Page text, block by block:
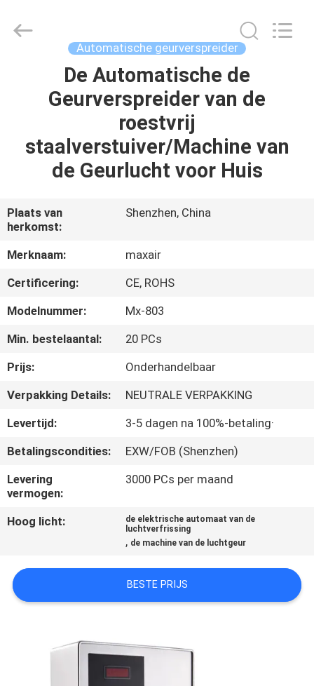
ONGEVEER
FABRIEKSREIS
KWALITEITSCONTROLE
CONTACTEER
ONS
VERZOEK
OM EEN
SHOPPING
ONLINE
PRIVACY
Industrial
Automatische geurverspreider
De Automatische de
Geurverspreider van de
roestvrij
staalverstuiver/Machine van
de Geurlucht voor Huis
Plaats van
herkomst:
Shenzhen, China
Merknaam:
maxair
Certificering:
CE, ROHS
Modelnummer:
Mx-803
Min. bestelaantal:
20 PCs
Prijs:
Onderhandelbaar
Verpakking Details:
NEUTRALE VERPAKKING
Levertijd:
3-5 dagen na 100%-betaling·
Betalingscondities:
EXW/FOB (Shenzhen)
Levering
vermogen:
3000 PCs per maand
Hoog licht:
de elektrische automaat van de
luchtverfrissing
, de machine van de luchtgeur
BESTE PRIJS